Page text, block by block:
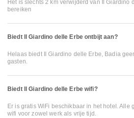
Het is slechts 2 km verwijderd van Il Giardino
bereiken
Biedt Il Giardino delle Erbe ontbijt aan?
Helaas biedt Il Giardino delle Erbe, Badia
gasten.
Biedt Il Giardino delle Erbe wifi?
Er is gratis WiFi beschikbaar in het hotel. Alle
wifi voor zowel werk als vrije tijd.